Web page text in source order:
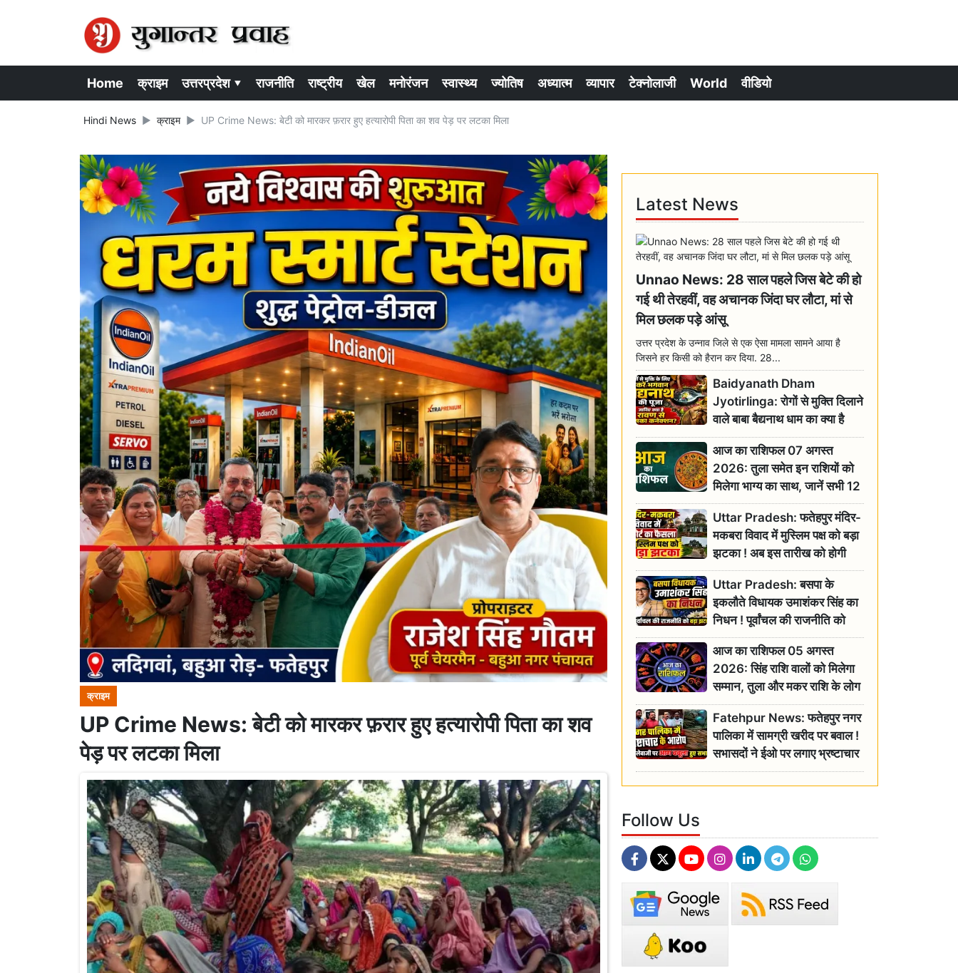
Home क्राइम उत्तरप्रदेश ▾ राजनीति राष्ट्रीय खेल मनोरंजन स्वास्थ्य ज्योतिष अध्यात्म व्यापार टेक्नोलाजी World वीडियो
Hindi News क्राइम UP Crime News: बेटी को मारकर फ़रार हुए हत्यारोपी पिता का शव पेड़ पर लटका मिला
क्राइम
UP Crime News: बेटी को मारकर फ़रार हुए हत्यारोपी पिता का शव
पेड़ पर लटका मिला
Latest News
Unnao News: 28 साल पहले जिस बेटे की हो
गई थी तेरहवीं, वह अचानक जिंदा घर लौटा, मां से
मिल छलक पड़े आंसू
उत्तर प्रदेश के उन्नाव जिले से एक ऐसा मामला सामने आया है
जिसने हर किसी को हैरान कर दिया. 28...
Baidyanath Dham
Jyotirlinga: रोगों से मुक्ति दिलाने
वाले बाबा बैद्यनाथ धाम का क्या है
रावण से संबंध? जानिए ज्योतिर्लिंग की
महिमा
आज का राशिफल 07 अगस्त
2026: तुला समेत इन राशियों को
मिलेगा भाग्य का साथ, जानें सभी 12
राशियों का दैनिक भाग्यफल
Uttar Pradesh: फतेहपुर मंदिर-
मकबरा विवाद में मुस्लिम पक्ष को बड़ा
झटका ! अब इस तारीख को होगी
सुनवाई
Uttar Pradesh: बसपा के
इकलौते विधायक उमाशंकर सिंह का
निधन ! पूर्वांचल की राजनीति को
बड़ा झटका, योगी ने जताया दुःख
आज का राशिफल 05 अगस्त
2026: सिंह राशि वालों को मिलेगा
सम्मान, तुला और मकर राशि के लोग
रहें सतर्क
Fatehpur News: फतेहपुर नगर
पालिका में सामग्री खरीद पर बवाल !
सभासदों ने ईओ पर लगाए भ्रष्टाचार
के गंभीर आरोप
Follow Us